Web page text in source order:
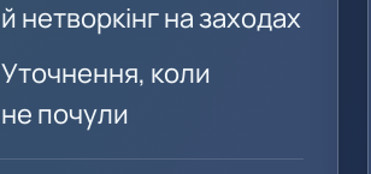
й нетворкінг на заходах
Уточнення, коли
не почули